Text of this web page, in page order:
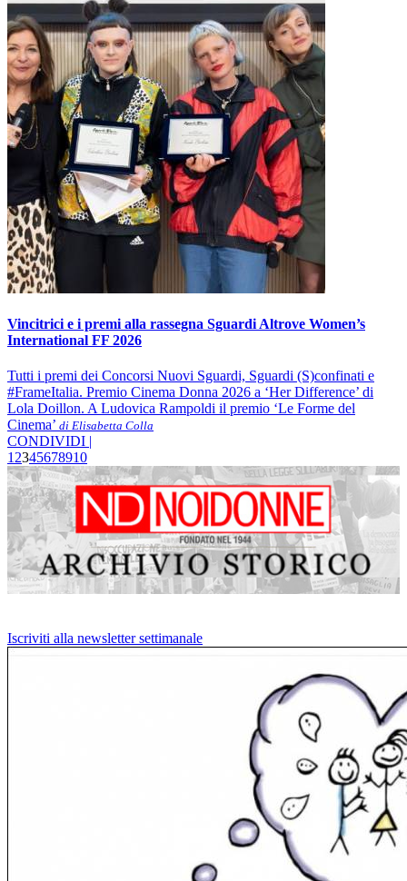
Vincitrici e i premi alla rassegna Sguardi Altrove Women’s
International FF 2026
Tutti i premi dei Concorsi Nuovi Sguardi, Sguardi (S)confinati e
#FrameItalia. Premio Cinema Donna 2026 a ‘Her Difference’ di
Lola Doillon. A Ludovica Rampoldi il premio ‘Le Forme del
Cinema’ di Elisabetta Colla
CONDIVIDI |
1 2345678910
Iscriviti alla newsletter settimanale